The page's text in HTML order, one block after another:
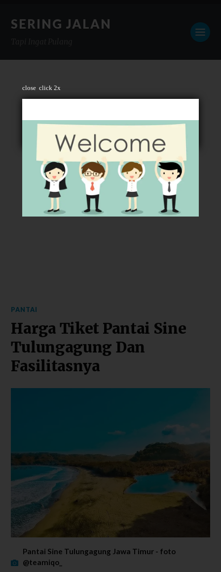
close click 2x
SERING JALAN
PANTAI
Harga Tiket Pantai Sine
Tulungagung Dan
Fasilitasnya
Pantai Sine Tulungagung Jawa Timur - foto
@teamiqo_